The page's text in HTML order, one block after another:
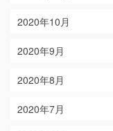
2020年10月
2020年9月
2020年8月
2020年7月